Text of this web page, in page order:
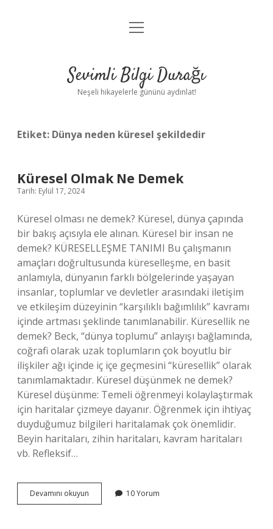
Anasayfa
Yasal Uyarı
menüyü
Sevimli Bilgi Durağı
Neşeli hikayelerle gününü aydınlat!
Etiket: Dünya neden küresel şekildedir
Küresel Olmak Ne Demek
Tarih: Eylül 17, 2024
Küresel olması ne demek? Küresel, dünya çapında
bir bakış açısıyla ele alınan. Küresel bir insan ne
demek? KÜRESELLEŞME TANIMI Bu çalışmanın
amaçları doğrultusunda küreselleşme, en basit
anlamıyla, dünyanın farklı bölgelerinde yaşayan
insanlar, toplumlar ve devletler arasındaki iletişim
ve etkileşim düzeyinin “karşılıklı bağımlılık” kavramı
içinde artması şeklinde tanımlanabilir. Küresellik ne
demek? Beck, “dünya toplumu” anlayışı bağlamında,
coğrafi olarak uzak toplumların çok boyutlu bir
ilişkiler ağı içinde iç içe geçmesini “küresellik” olarak
tanımlamaktadır. Küresel düşünmek ne demek?
Küresel düşünme: Temeli öğrenmeyi kolaylaştırmak
için haritalar çizmeye dayanır. Öğrenmek için ihtiyaç
duyduğumuz bilgileri haritalamak çok önemlidir.
Beyin haritaları, zihin haritaları, kavram haritaları
vb. Refleksif…
Devamını okuyun
Olmak
10 Yorum